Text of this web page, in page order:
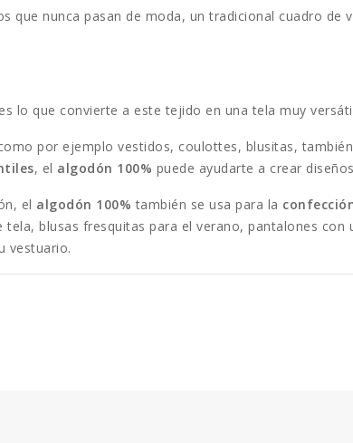
que nunca pasan de moda, un tradicional cuadro
lo que convierte a este tejido en una tela muy
por ejemplo vestidos, coulottes, blusitas,
, el algodón 100% puede ayudarte a crear
el algodón 100% también se usa para la
blusas fresquitas para el verano, pantalones
vestuario.